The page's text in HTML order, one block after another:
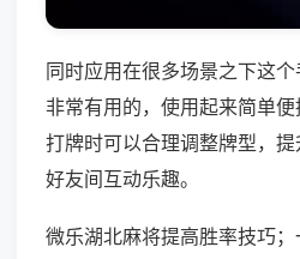
同时应用在很多场景之下这
非常有用的，使用起来简单
打牌时可以合理调整牌型，
好友间互动乐趣。
微乐湖北麻将提高胜率技巧